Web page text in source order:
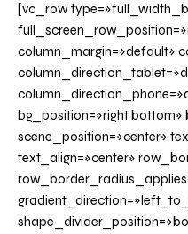
[vc_row
column_margin=»default»
bg_position=»right bottom»
scene_position=»center»
text_align=»center»